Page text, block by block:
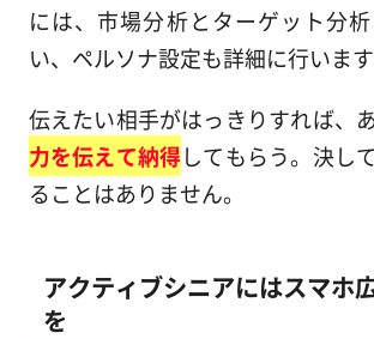
には、市場分析とターゲット分
い、ペルソナ設定も詳細に行います
伝えたい相手がはっきりすれば、
力を伝えて納得してもらう。決し
ることはありません。
アクティブシニアにはスマホ
を